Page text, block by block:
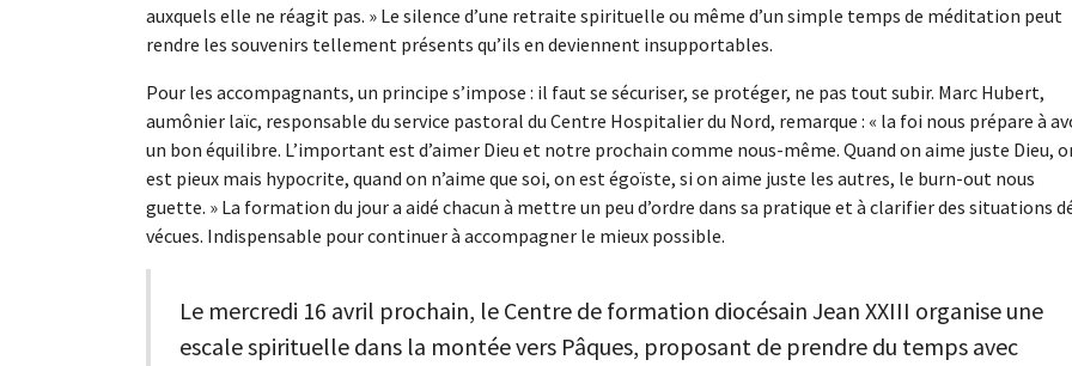
auxquels elle ne réagit pas. » Le silence d’une retraite spirituelle ou même d’un simple temps de méditation peut
rendre les souvenirs tellement présents qu’ils en deviennent insupportables.
Pour les accompagnants, un principe s’impose : il faut se sécuriser, se protéger, ne pas tout subir. Marc Hubert,
aumônier laïc, responsable du service pastoral du Centre Hospitalier du Nord, remarque : « la foi nous prépare à
un bon équilibre. L’important est d’aimer Dieu et notre prochain comme nous-même. Quand on aime juste Dieu,
est pieux mais hypocrite, quand on n’aime que soi, on est égoïste, si on aime juste les autres, le burn-out nous
guette. » La formation du jour a aidé chacun à mettre un peu d’ordre dans sa pratique et à clarifier des situations
vécues. Indispensable pour continuer à accompagner le mieux possible.
Le mercredi 16 avril prochain, le Centre de formation diocésain Jean XXIII organise une
escale spirituelle dans la montée vers Pâques, proposant de prendre du temps avec